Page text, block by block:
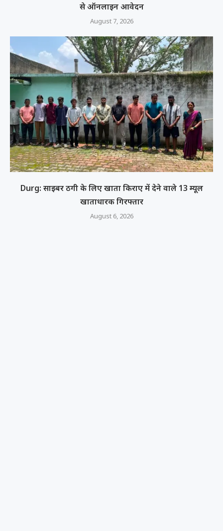
से ऑनलाइन आवेदन
August 7, 2026
Durg: साइबर ठगी के लिए खाता किराए में देने वाले 13 म्यूल
खाताधारक गिरफ्तार
August 6, 2026